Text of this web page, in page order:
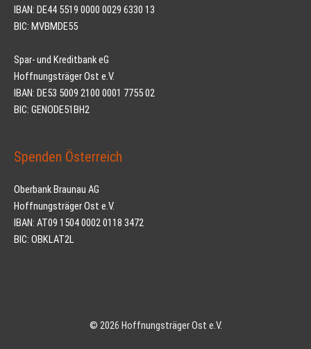
IBAN: DE44 5519 0000 0029 6330 13
BIC: MVBMDE55
Spar- und Kreditbank eG
Hoffnungsträger Ost e.V.
IBAN: DE53 5009 2100 0001 7755 02
BIC: GENODE51BH2
Spenden Österreich
Oberbank Braunau AG
Hoffnungsträger Ost e.V.
IBAN: AT09 1504 0002 0118 3472
BIC: OBKLAT2L
© 2026 Hoffnungsträger Ost e.V.